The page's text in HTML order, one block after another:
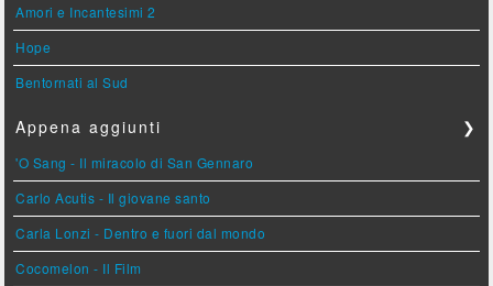
Amori e Incantesimi 2
Hope
Bentornati al Sud
Appena aggiunti ❯
'O Sang - Il miracolo di San Gennaro
Carlo Acutis - Il giovane santo
Carla Lonzi - Dentro e fuori dal mondo
Cocomelon - Il Film